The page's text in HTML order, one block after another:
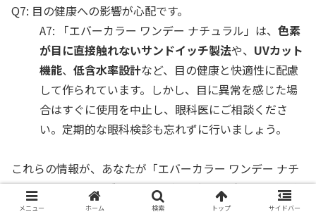
Q7: 目の健康への影響が心配です。
A7: 「エバーカラー ワンデー ナチュラル」は、 色素
が目に直接触れないサンドイッチ製法や、 UVカット
機能、 低含水率設計など、目の健康と快適性に配慮
して作られています。しかし、目に異常を感じた場
合はすぐに使用を中止し、眼科医にご相談くださ
い。定期的な眼科検診も忘れずに行いましょう。
これらの情報が、あなたが「エバーカラー ワンデー ナチ
ュラル ナチュラルブラック」を選ぶ上での助けになれば
幸いです。
メニュー ホーム 検索 トップ サイドバー